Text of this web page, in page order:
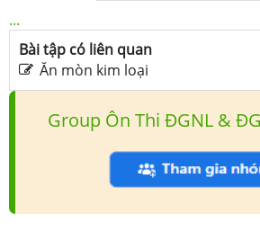
...
Bài tập có liên quan
Ăn mòn kim loại
Group Ôn Thi ĐGNL &